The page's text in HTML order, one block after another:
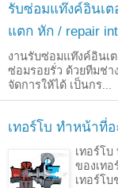
รับซ่อมแท๊งค์อินเต
แตก หัก / repair
งานรับซ่อมแท๊งค์อินเ
ซ่อมรอยรั่ว ด้วยทีมช่
จัดการให้ได้ เป็นกร...
เทอร์โบ ทำหน้าที่อ
เทอร์โ
ของเท
เทอร์โบ